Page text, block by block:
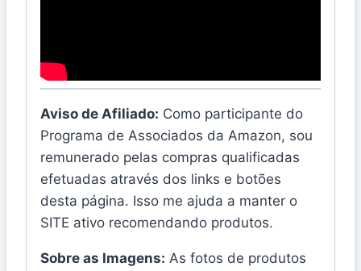
Aviso de Afiliado: Como participante do
Programa de Associados da Amazon, sou
remunerado pelas compras qualificadas
efetuadas através dos links e botões
desta página. Isso me ajuda a manter o
SITE ativo recomendando produtos.
Sobre as Imagens: As fotos de produtos